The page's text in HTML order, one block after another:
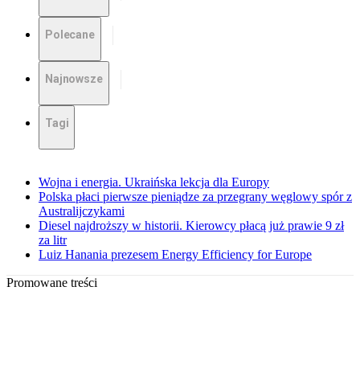
Polecane
Najnowsze
Tagi
Wojna i energia. Ukraińska lekcja dla Europy
Polska płaci pierwsze pieniądze za przegrany węglowy spór z
Australijczykami
Diesel najdroższy w historii. Kierowcy płacą już prawie 9 zł
za litr
Luiz Hanania prezesem Energy Efficiency for Europe
Promowane treści